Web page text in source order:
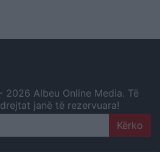
2026 Albeu Online Media. Të
janë të rezervuara!